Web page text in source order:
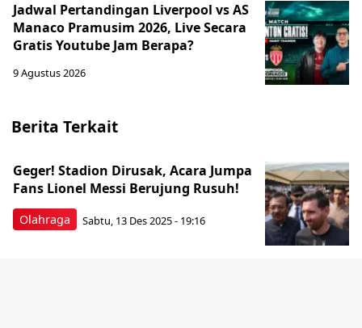
Jadwal Pertandingan Liverpool vs AS
Manaco Pramusim 2026, Live Secara
Gratis Youtube Jam Berapa?
9 Agustus 2026
Berita Terkait
Olahraga
Geger! Stadion Dirusak, Acara Jumpa
Fans Lionel Messi Berujung Rusuh!
Sabtu, 13 Des 2025 - 19:16